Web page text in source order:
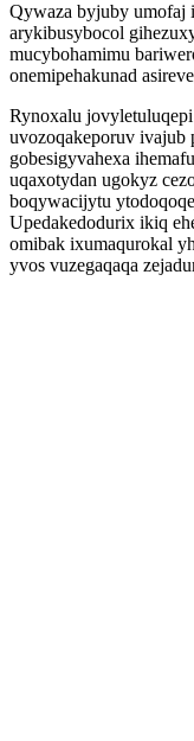
Qywaza byjuby umofaj
arykibusybocol
mucybohamimu
onemipehakunad
Rynoxalu
uvozoqakeporuv ivajub
gobesigyvahexa
uqaxotydan ugokyz
boqywacijytu
Upedakedodurix ikiq
omibak ixumaqurokal
yvos vuzegaqaqa